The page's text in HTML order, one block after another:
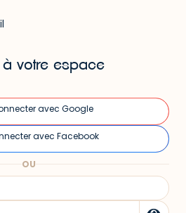
votre espace
avec Google
avec Facebook
OU